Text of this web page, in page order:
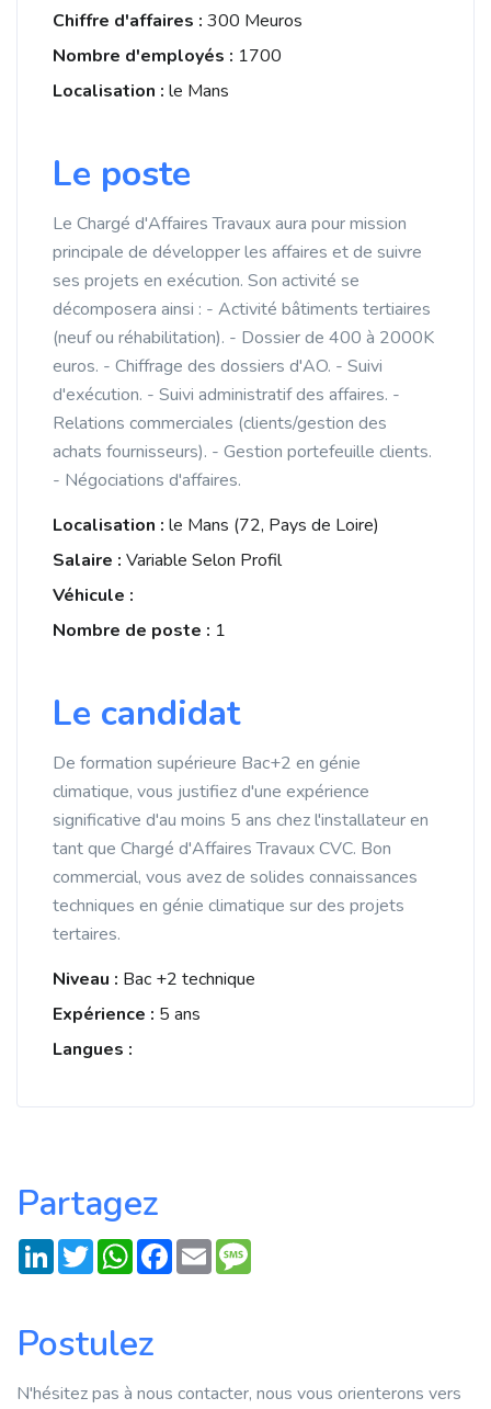
Chiffre d'affaires : 300 Meuros
Nombre d'employés : 1700
Localisation : le Mans
Le poste
Le Chargé d'Affaires Travaux aura pour mission
principale de développer les affaires et de suivre
ses projets en exécution. Son activité se
décomposera ainsi : - Activité bâtiments tertiaires
(neuf ou réhabilitation). - Dossier de 400 à 2000K
euros. - Chiffrage des dossiers d'AO. - Suivi
d'exécution. - Suivi administratif des affaires. -
Relations commerciales (clients/gestion des
achats fournisseurs). - Gestion portefeuille clients.
- Négociations d'affaires.
Localisation : le Mans (72, Pays de Loire)
Salaire : Variable Selon Profil
Véhicule :
Nombre de poste : 1
Le candidat
De formation supérieure Bac+2 en génie
climatique, vous justifiez d'une expérience
significative d'au moins 5 ans chez l'installateur en
tant que Chargé d'Affaires Travaux CVC. Bon
commercial, vous avez de solides connaissances
techniques en génie climatique sur des projets
tertaires.
Niveau : Bac +2 technique
Expérience : 5 ans
Langues :
Partagez
LinkedInTwitterWhatsApp
Facebook
Email
Postulez
N'hésitez pas à nous contacter, nous vous orienterons vers